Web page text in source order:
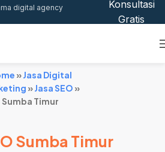
digital agency
Konsultasi
Gratis
»Jasa Digital
»Jasa SEO »
Sumba Timur
Sumba Timur